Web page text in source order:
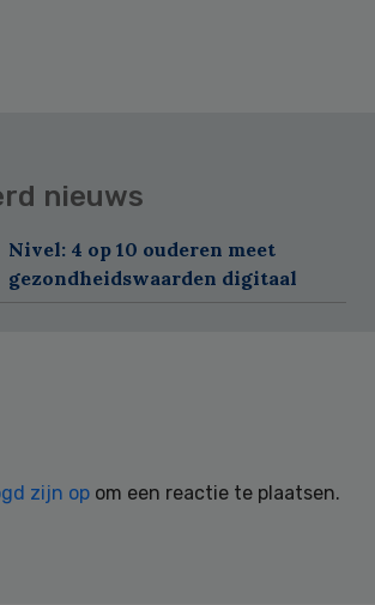
nieuws
Nivel: 4 op 10 ouderen meet
gezondheidswaarden digitaal
zijn op om een reactie te plaatsen.